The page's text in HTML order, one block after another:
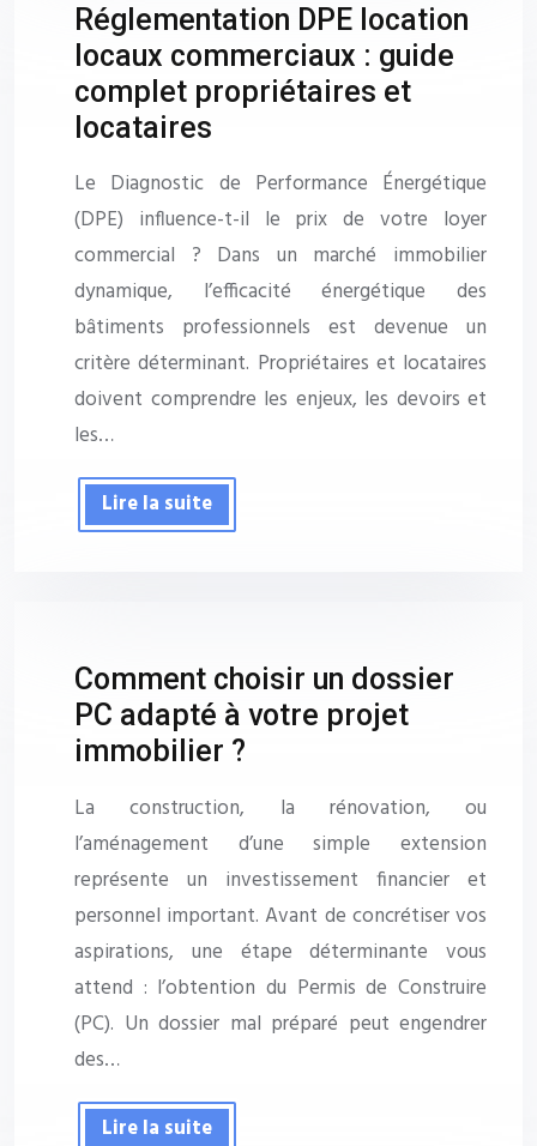
Réglementation DPE location
locaux commerciaux : guide
complet propriétaires et
locataires
Le Diagnostic de Performance Énergétique
(DPE) influence-t-il le prix de votre loyer
commercial ? Dans un marché immobilier
dynamique, l’efficacité énergétique des
bâtiments professionnels est devenue un
critère déterminant. Propriétaires et locataires
doivent comprendre les enjeux, les devoirs et
les…
Lire la suite
Comment choisir un dossier
PC adapté à votre projet
immobilier ?
La construction, la rénovation, ou
l’aménagement d’une simple extension
représente un investissement financier et
personnel important. Avant de concrétiser vos
aspirations, une étape déterminante vous
attend : l’obtention du Permis de Construire
(PC). Un dossier mal préparé peut engendrer
des…
Lire la suite